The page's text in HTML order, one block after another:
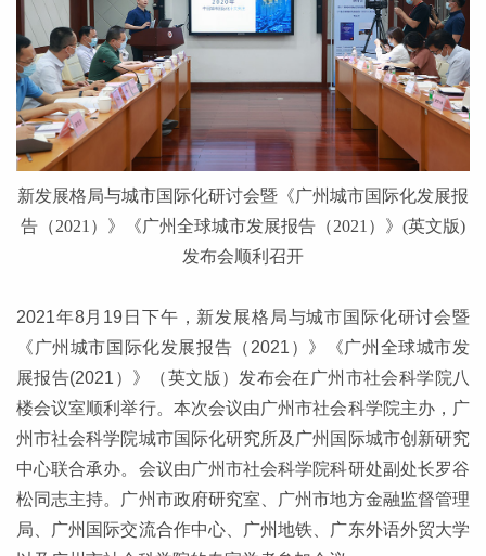
新发展格局与城市国际化研讨会暨《广州城市国际化发展报
告（2021）》《广州全球城市发展报告（2021）》(英文版)
发布会顺利召开
2021年8月19日下午，新发展格局与城市国际化研讨会暨
《广州城市国际化发展报告（2021）》《广州全球城市发
展报告(2021）》（英文版）发布会在广州市社会科学院八
楼会议室顺利举行。本次会议由广州市社会科学院主办，广
州市社会科学院城市国际化研究所及广州国际城市创新研究
中心联合承办。会议由广州市社会科学院科研处副处长罗谷
松同志主持。广州市政府研究室、广州市地方金融监督管理
局、广州国际交流合作中心、广州地铁、广东外语外贸大学